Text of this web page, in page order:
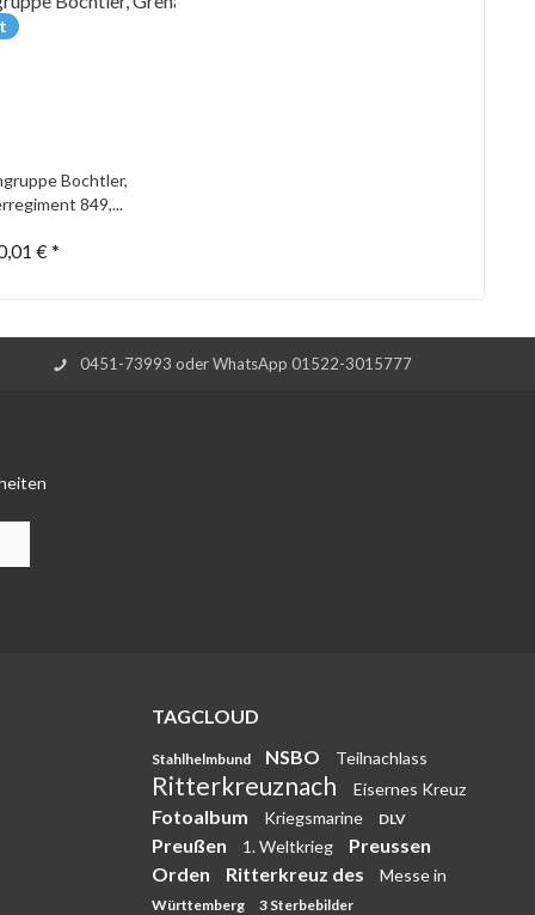
Bochtler,
849,...
€ *
0451-73993 oder WhatsApp 01522-3015777
TAGCLOUD
Stahlhelmbund NSBO Teilnachlass
Ritterkreuznach Eisernes Kreuz
Fotoalbum Kriegsmarine DLV
Preußen 1. Weltkrieg
Preussen
Orden
Ritterkreuz des Messe in
Württemberg 3 Sterbebilder